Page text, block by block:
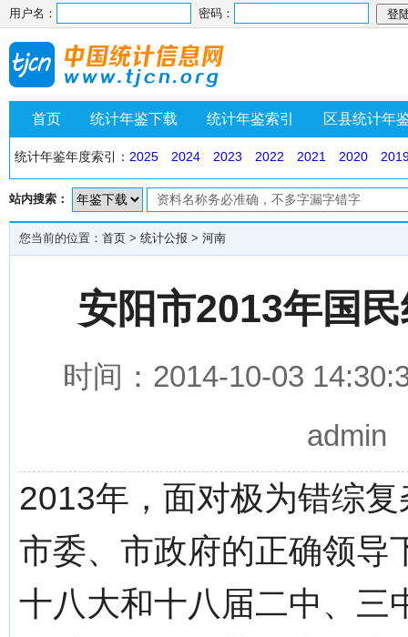
用户名： 密码：
首页 统计年鉴下载 统计年鉴索引 区县统计年
统计年鉴年度索引： 2025 2024 2023 2022 2021 2020
站内搜索：
您当前的位置： 首页 > 统计公报 > 河南
安阳市2013年国
时间：2014-10-03
admin
2013年，面对极为错综
市委、市政府的正确领导
十八大和十八届二中、三